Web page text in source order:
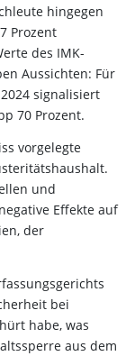
hingegen
Prozent
des IMK-
Aussichten: Für
signalisiert
70 Prozent.
vorgelegte
und
Effekte auf
der
bei
habe, was
aus dem